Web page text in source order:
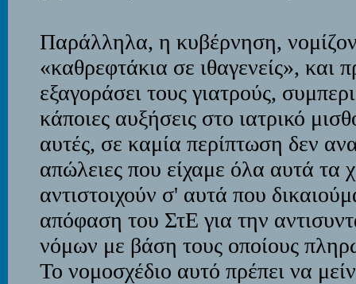
Παράλληλα, η κυβέρνηση,
«καθρεφτάκια σε ιθαγενείς», και
εξαγοράσει τους γιατρούς,
κάποιες αυξήσεις στο ιατρικό
αυτές, σε καμία περίπτωση δεν
απώλειες που είχαμε όλα αυτά τα
αντιστοιχούν σ' αυτά που
απόφαση του ΣτΕ για την
νόμων με βάση τους οποίους
Το νομοσχέδιο αυτό πρέπει να